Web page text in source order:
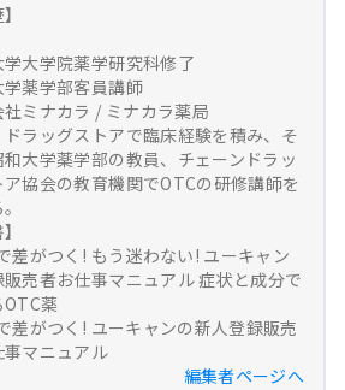
大学院薬学研究科修了
薬学部客員講師
社ミナカラ / ミナカラ薬局
ラッグストアで臨床経験を積み、そ
和大学薬学部の教員、チェーンドラッ
ア協会の教育機関でOTCの研修講師を
差がつく! もう迷わない! ユーキャン
販売者お仕事マニュアル 症状と成分で
OTC薬
差がつく! ユーキャンの新人登録販売
マニュアル
編集者ページへ